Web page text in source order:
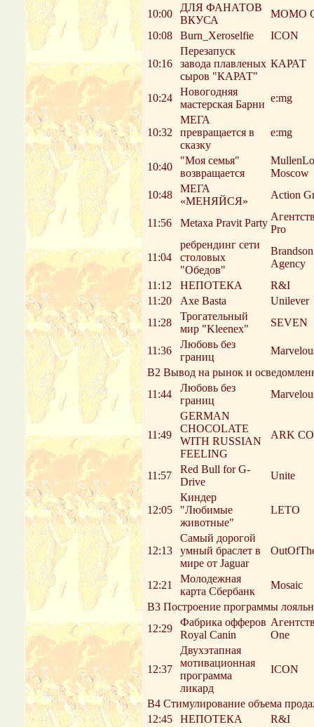
10:00
ДЛЯ ФАНАТОВ
ВКУСА
MOMO
10:08
Burn_Xeroselfie ICON
10:16
Перезапуск
завода плавленых
сыров "КАРАТ"
КАРАТ
10:24
Новогодняя
мастерская Барни
e:mg
10:32
МЕГА
превращается в
сказку
e:mg
10:40
"Моя семья"
возвращается
Moscow
10:48
МЕГА
«МЕНЯЙСЯ»
Action
11:56 Metaxa Pravit Party
Pro
11:04
ребрендинг сети
столовых
"Обедов"
Agency
11:12
НЕПОТЕКА
R&I
11:20
Axe Basta
Unilever
11:28
Трогательный
мир "Kleenex"
SEVEN
11:36
Любовь без
границ
В2 Вывод на рынок и
11:44
Любовь без
границ
11:49
GERMAN
CHOCOLATE
WITH RUSSIAN
FEELING
ARK
11:57
Red Bull for G-
Drive
Unite
12:05
Киндер
"Любимые
животные"
LETO
12:13
Самый дорогой
умный браслет в
мире от Jaguar
12:21
Молодежная
карта Сбербанк
Mosaic
В3 Построение программы
12:29
Фабрика офферов
Royal Canin
One
12:37
Двухэтапная
мотивационная
программа
ликард
ICON
В4 Стимулирование объема
12:45
НЕПОТЕКА R&I